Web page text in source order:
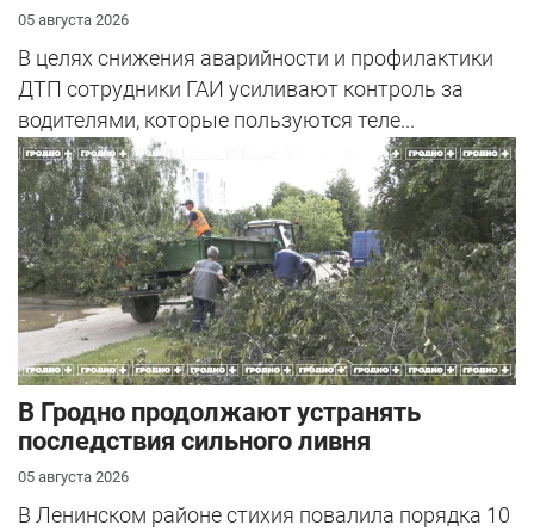
05 августа 2026
В целях снижения аварийности и профилактики
ДТП сотрудники ГАИ усиливают контроль за
водителями, которые пользуются теле...
В Гродно продолжают устранять
последствия сильного ливня
05 августа 2026
В Ленинском районе стихия повалила порядка 10